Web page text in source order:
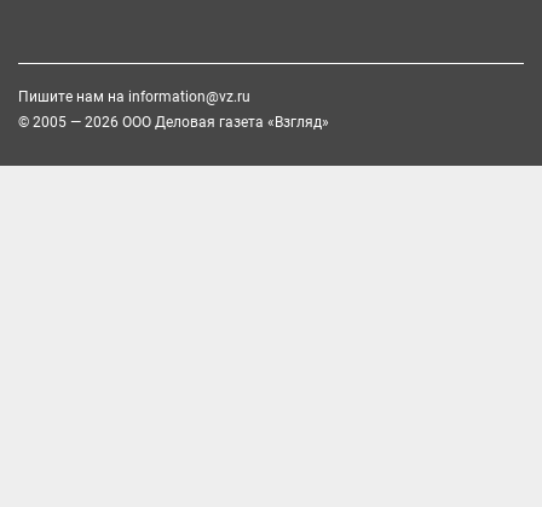
Пишите нам на information@vz.ru
© 2005 — 2026 ООО Деловая газета «Взгляд»